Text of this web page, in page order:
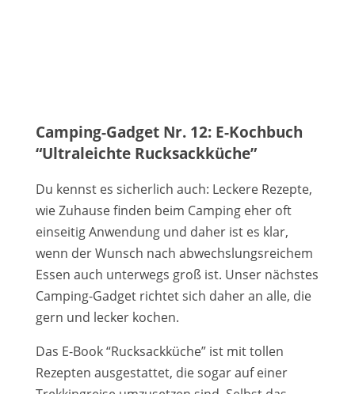
Camping-Gadget Nr. 12: E-Kochbuch
“Ultraleichte Rucksackküche”
Du kennst es sicherlich auch: Leckere Rezepte,
wie Zuhause finden beim Camping eher oft
einseitig Anwendung und daher ist es klar,
wenn der Wunsch nach abwechslungsreichem
Essen auch unterwegs groß ist. Unser nächstes
Camping-Gadget richtet sich daher an alle, die
gern und lecker kochen.
Das E-Book “Rucksackküche” ist mit tollen
Rezepten ausgestattet, die sogar auf einer